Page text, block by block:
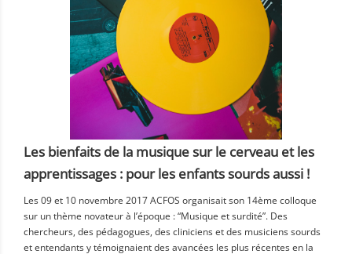
Les bienfaits de la musique sur le cerveau et les
apprentissages : pour les enfants sourds aussi !
Les 09 et 10 novembre 2017 ACFOS organisait son 14ème colloque
sur un thème novateur à l’époque : “Musique et surdité”. Des
chercheurs, des pédagogues, des cliniciens et des musiciens sourds
et entendants y témoignaient des avancées les plus récentes en la